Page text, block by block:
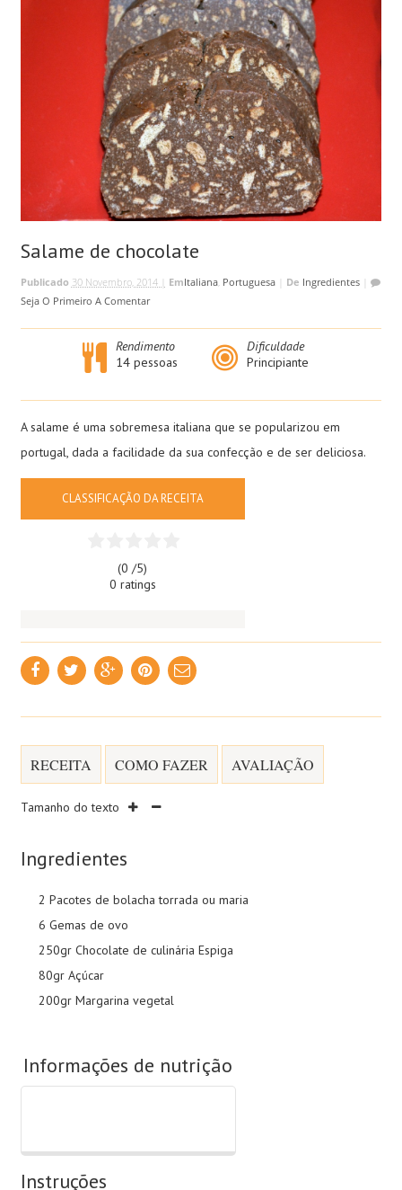
Salame de chocolate
Publicado 30 Novembro, 2014 | EmItaliana, Portuguesa| De Ingredientes|
Seja O Primeiro A Comentar
Rendimento
14 pessoas
Dificuldade
Principiante
A salame é uma sobremesa italiana que se popularizou em
portugal, dada a facilidade da sua confecção e de ser deliciosa.
CLASSIFICAÇÃO DA RECEITA
(0 /5)
0 ratings
RECEITA COMO FAZER AVALIAÇÃO
Tamanho do texto
Ingredientes
2 Pacotes de bolacha torrada ou maria
6 Gemas de ovo
250gr Chocolate de culinária Espiga
80gr Açúcar
200gr Margarina vegetal
Informações de nutrição
Instruções